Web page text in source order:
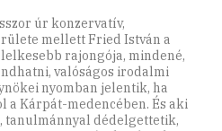
úr konzervatív,
mellett Fried István a
rajongója, mindené,
valóságos irodalmi
nyomban jelentik, ha
a Kárpát-medencében. És aki
tanulmánnyal dédelgettetik,